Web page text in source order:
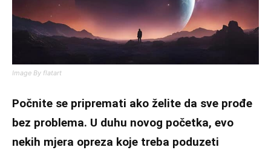
Image By flatart
Počnite se pripremati ako želite da sve prođe
bez problema. U duhu novog početka, evo
nekih mjera opreza koje treba poduzeti